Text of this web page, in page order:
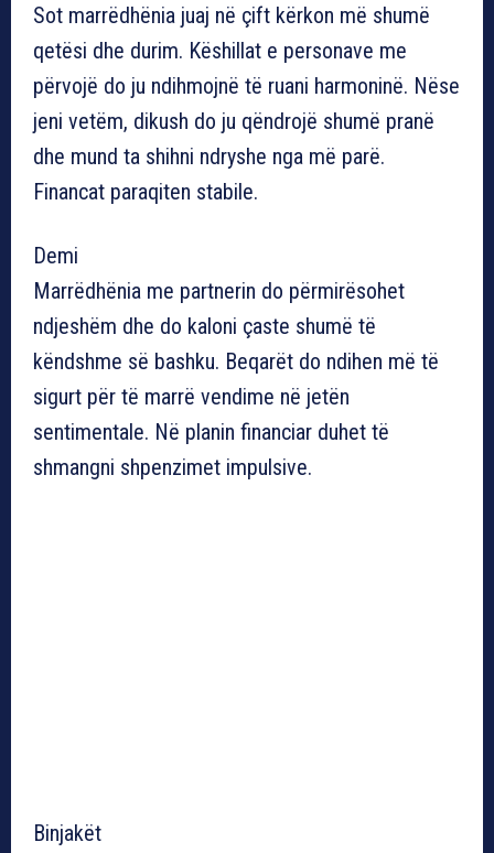
Sot marrëdhënia juaj në çift kërkon më shumë
qetësi dhe durim. Këshillat e personave me
përvojë do ju ndihmojnë të ruani harmoninë. Nëse
jeni vetëm, dikush do ju qëndrojë shumë pranë
dhe mund ta shihni ndryshe nga më parë.
Financat paraqiten stabile.
Demi
Marrëdhënia me partnerin do përmirësohet
ndjeshëm dhe do kaloni çaste shumë të
këndshme së bashku. Beqarët do ndihen më të
sigurt për të marrë vendime në jetën
sentimentale. Në planin financiar duhet të
shmangni shpenzimet impulsive.
Binjakët